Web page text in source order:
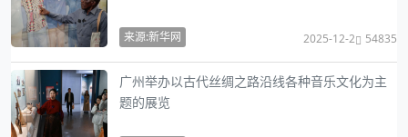
来源:新华网 2025-12-2 54835
广州举办以古代丝绸之路沿线各种音乐文化为主
题的展览